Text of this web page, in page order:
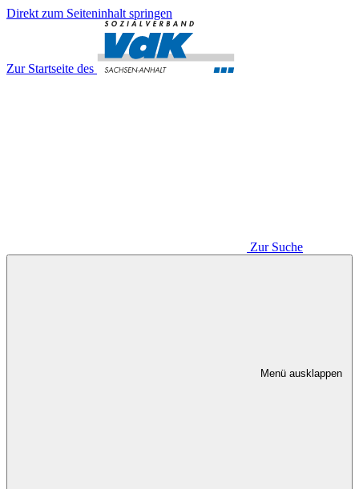
Direkt zum Seiteninhalt springen
Zur Startseite des
Zur Suche
Menü ausklappen